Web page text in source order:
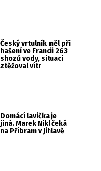
Český vrtulník měl při
hašení ve Francii 263
shozů vody, situaci
ztěžoval vítr
Domácí lavička je
jiná. Marek Nikl čeká
na Příbram v Jihlavě